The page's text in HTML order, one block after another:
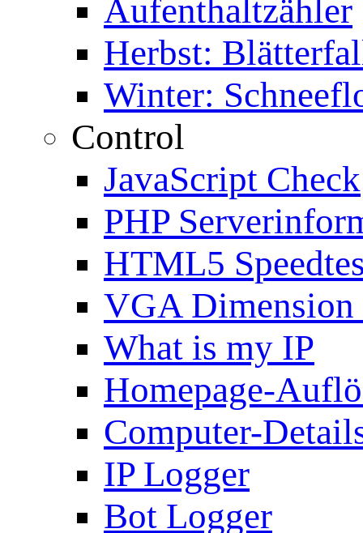
Aufenthaltzähler
Herbst:
Winter:
Control
JavaScript Check
PHP
HTML5
VGA Dimension
What is my IP
Homepage-
Computer-
IP Logger
Bot Logger